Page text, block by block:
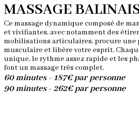
MASSAGE
Ce massage dynamique composé de
et vivifiantes, avec notamment des
mobilisations articulaires, procure une
musculaire et libère votre esprit.
unique, le rythme assez rapide et les
font un massage très complet.
60 minutes - 187€ par personne
90 minutes - 262€ par personne